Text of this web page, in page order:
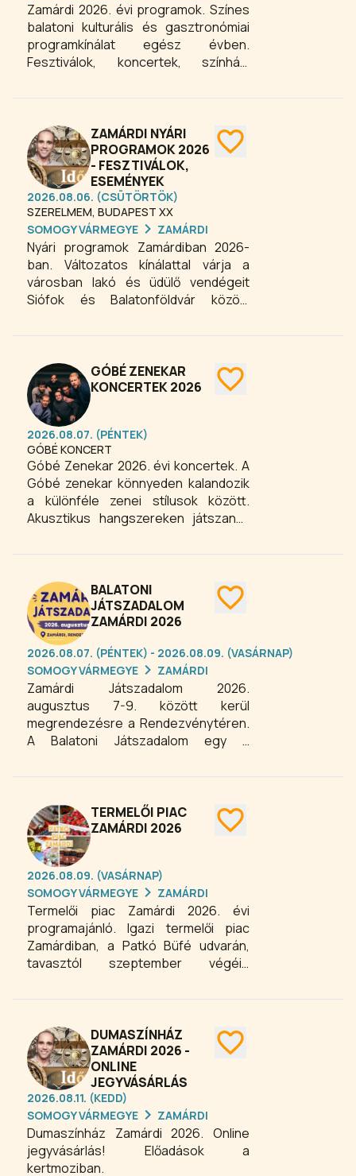
Zamárdi 2026. évi programok. Színes
balatoni kulturális és gasztronómiai
programkínálat egész évben.
Fesztiválok, koncertek, színházi
sportesemények és még számos
programlehetőség várja az érdeklődő
közönséget és a kirándulókat,
vendégeket a Balaton-parti
üdülővárosban.
ZAMÁRDI NYÁRI
PROGRAMOK 2026
- FESZTIVÁLOK,
ESEMÉNYEK
2026.08.06. (CSÜTÖRTÖK)
SZERELMEM, BUDAPEST XX
SOMOGY VÁRMEGYE
ZAMÁRDI
Nyári programok Zamárdiban 2026-
ban. Változatos kínálattal várja a
városban lakó és üdülő vendégeit
Siófok és Balatonföldvár között
GÓBÉ ZENEKAR
KONCERTEK 2026
2026.08.07. (PÉNTEK)
GÓBÉ KONCERT
Góbé Zenekar 2026. évi koncertek. A
Góbé zenekar könnyeden kalandozik
a különféle zenei stílusok között.
Akusztikus hangszereken játszanak
különféle könnyűzenei műfajok
a népzenét, valamint hidat építsenek a
különböző zenei színterek közé.
BALATONI
JÁTSZADALOM
ZAMÁRDI 2026
2026.08.07. (PÉNTEK) - 2026.08.09. (VASÁRNAP)
SOMOGY VÁRMEGYE
ZAMÁRDI
Zamárdi Játszadalom 2026.
augusztus 7-9. között kerül
megrendezésre a Rendezvénytéren.
A Balatoni Játszadalom egy a
lehetőségeket és a régmúltban
hivatott feltárni a mai kor
gyermekeinek. A rendezvény
elnevezése is erre utal, és
egyedülálló az országban és a
Balaton partján egyaránt. A játék
számtalan fajtáját felvonultató családi
és gyermek programok, benne a
Balaton szíve létrehozása. A
programok ingyenesek!
TERMELŐI PIAC
ZAMÁRDI 2026
2026.08.09. (VASÁRNAP)
SOMOGY VÁRMEGYE
ZAMÁRDI
Termelői piac Zamárdi 2026. évi
programajánló. Igazi termelői piac
Zamárdiban, a Patkó Büfé udvarán,
tavasztól szeptember végéig
között. Csak somogyi
ízek, itt nincsenek viszonteladók,
kereskedők. A piac ideje alatt a büfé is
nyitva tart speciális reggeli
ajánlatokkal, lángossal, rétessel.
DUMASZÍNHÁZ
ZAMÁRDI 2026 -
ONLINE
JEGYVÁSÁRLÁS
2026.08.11. (KEDD)
SOMOGY VÁRMEGYE
ZAMÁRDI
Dumaszínház Zamárdi 2026. Online
jegyvásárlás! Előadások a
kertmoziban.